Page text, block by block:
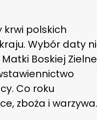
krwi polskich
Wybór daty
Boskiej
Co roku
zboża i warzywa.